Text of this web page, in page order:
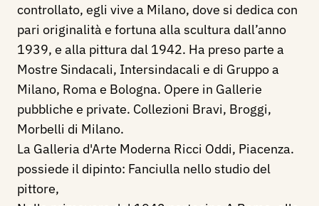
controllato, egli vive a Milano, dove si dedica con
pari originalità e fortuna alla scultura dall’anno
1939, e alla pittura dal 1942. Ha preso parte a
Mostre Sindacali, Intersindacali e di Gruppo a
Milano, Roma e Bologna. Opere in Gallerie
pubbliche e private. Collezioni Bravi, Broggi,
Morbelli di Milano.
La Galleria d'Arte Moderna Ricci Oddi, Piacenza.
possiede il dipinto: Fanciulla nello studio del
pittore,